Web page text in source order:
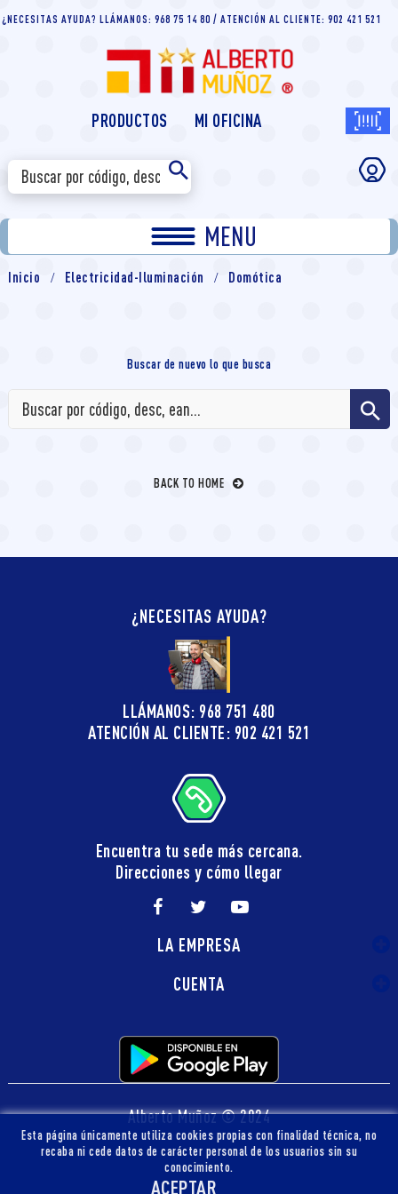
¿NECESITAS AYUDA? LLÁMANOS: 968 75 14 80 / ATENCIÓN AL CLIENTE: 902 421 521
PRODUCTOS MI OFICINA
MENU
Inicio Electricidad-Iluminación Domótica
Buscar de nuevo lo que busca
BACK TO HOME
¿NECESITAS AYUDA?
LLÁMANOS: 968 751 480
ATENCIÓN AL CLIENTE: 902 421 521
Encuentra tu sede más cercana.
Direcciones y cómo llegar
LA EMPRESA
CUENTA
Esta página únicamente utiliza cookies propias con finalidad técnica, no
recaba ni cede datos de carácter personal de los usuarios sin su
conocimiento.
Alberto Muñoz © 2024